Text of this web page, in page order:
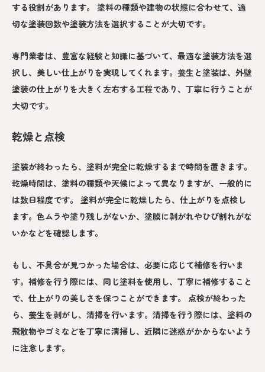
する役割があります。 塗料の種類や建物の状態に合わせて、適
切な塗装回数や塗装方法を選択することが大切です。
専門業者は、豊富な経験と知識に基づいて、最適な塗装方法を選
択し、美しい仕上がりを実現してくれます。養生と塗装は、外壁
塗装の仕上がりを大きく左右する工程であり、丁寧に行うことが
大切です。
乾燥と点検
塗装が終わったら、塗料が完全に乾燥するまで時間を置きます。
乾燥時間は、塗料の種類や天候によって異なりますが、一般的に
は数日程度です。 塗料が完全に乾燥したら、仕上がりを点検し
ます。色ムラや塗り残しがないか、塗膜に剥がれやひび割れがな
いかなどを確認します。
もし、不具合が見つかった場合は、必要に応じて補修を行いま
す。補修を行う際には、同じ塗料を使用し、丁寧に補修すること
で、仕上がりの美しさを保つことができます。 点検が終わった
ら、養生を剥がし、清掃を行います。清掃を行う際には、塗料の
飛散物やゴミなどを丁寧に清掃し、近隣に迷惑がかからないよう
に注意します。